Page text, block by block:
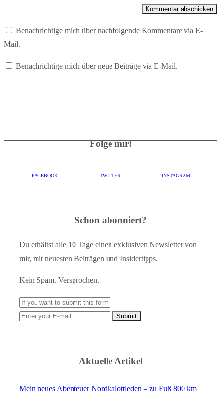
Benachrichtige mich über nachfolgende Kommentare via E-
Mail.
Benachrichtige mich über neue Beiträge via E-Mail.
Folge mir!
FACEBOOK TWITTER INSTAGRAM
Schon abonniert?
Du erhältst alle 10 Tage einen exklusiven Newsletter von
mir, mit neuesten Beiträgen und Insidertipps.
Kein Spam. Versprochen.
Aktuelle Artikel
Mein neues Abenteuer Nordkalottleden – zu Fuß 800 km